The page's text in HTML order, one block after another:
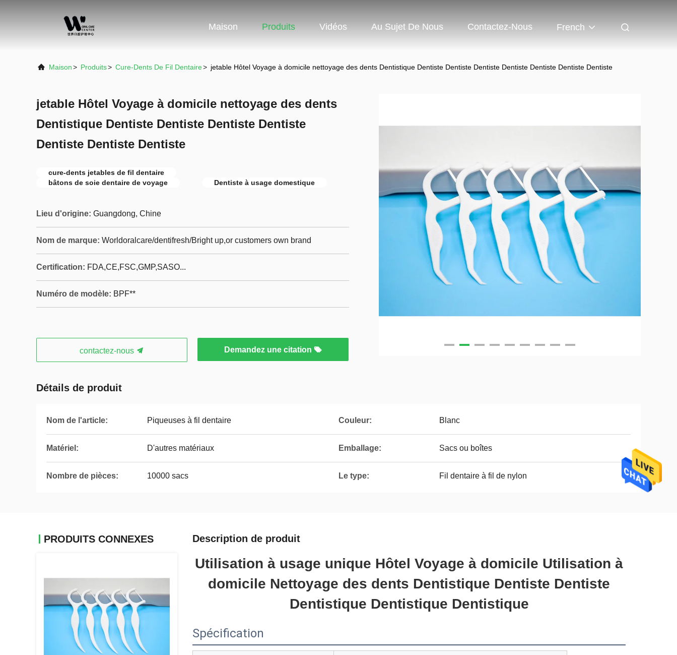
Maison Produits Vidéos Au Sujet De Nous Contactez-Nous French
Maison> Produits> Cure-Dents De Fil Dentaire> jetable Hôtel Voyage à domicile nettoyage des dents Dentistique Dentiste Dentiste Dentiste Dentiste Dentiste Dentiste Dentiste
jetable Hôtel Voyage à domicile nettoyage des dents
Dentistique Dentiste Dentiste Dentiste Dentiste
Dentiste Dentiste Dentiste
cure-dents jetables de fil dentaire
bâtons de soie dentaire de voyage
Dentiste à usage domestique
Lieu d'origine: Guangdong, Chine
Nom de marque: Worldoralcare/dentifresh/Bright up,or customers own brand
Certification: FDA,CE,FSC,GMP,SASO...
Numéro de modèle: BPF**
contactez-nous Demandez une citation
Détails de produit
Nom de l'article: Piqueuses à fil dentaire Couleur: Blanc
Matériel: D'autres matériaux Emballage: Sacs ou boîtes
Nombre de pièces: 10000 sacs Le type: Fil dentaire à fil de nylon
PRODUITS CONNEXES Description de produit
Utilisation à usage unique Hôtel Voyage à domicile Utilisation à
domicile Nettoyage des dents Dentistique Dentiste Dentiste
Dentistique Dentistique Dentistique
Spécification